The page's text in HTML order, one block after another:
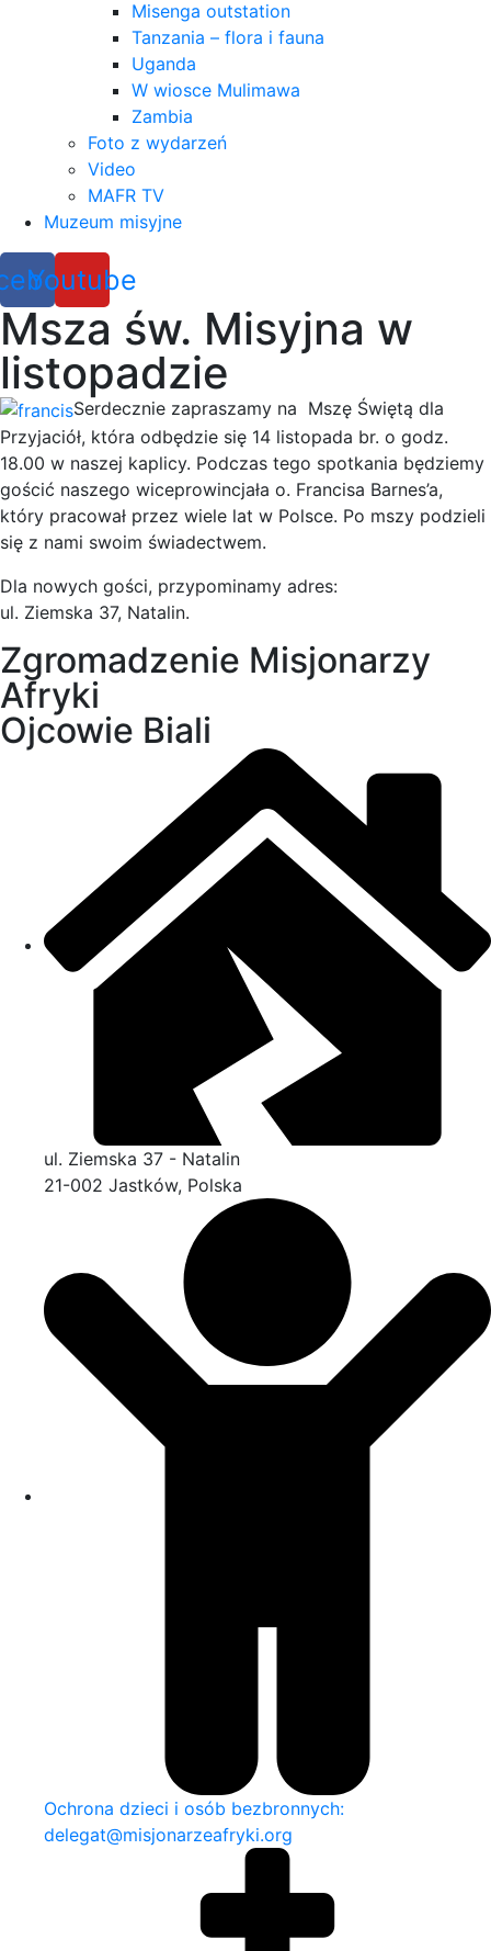
Misenga outstation
Tanzania – flora i fauna
Uganda
W wiosce Mulimawa
Zambia
Foto z wydarzeń
Video
MAFR TV
Muzeum misyjne
Youtube
Msza św. Misyjna w
listopadzie
Serdecznie zapraszamy na Mszę Świętą dla
Przyjaciół, która odbędzie się 14 listopada br. o godz.
18.00 w naszej kaplicy. Podczas tego spotkania będziemy
gościć naszego wiceprowincjała o. Francisa Barnes’a,
który pracował przez wiele lat w Polsce. Po mszy podzieli
się z nami swoim świadectwem.
Dla nowych gości, przypominamy adres:
ul. Ziemska 37, Natalin.
Zgromadzenie Misjonarzy
Afryki
Ojcowie Biali
ul. Ziemska 37 - Natalin
21-002 Jastków, Polska
Ochrona dzieci i osób bezbronnych:
delegat@misjonarzeafryki.org